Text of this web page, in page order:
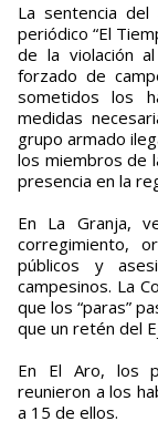
La sentencia
periódico “El
de la violación
forzado de
sometidos los
medidas
grupo armado
los miembros de
presencia en la
En La Granja,
corregimiento,
públicos y
campesinos. La
que los “paras”
que un retén del
En El Aro, los
reunieron a los
a 15 de ellos.